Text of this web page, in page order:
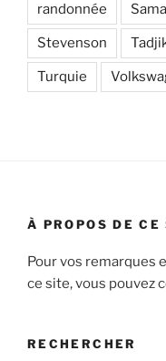
randonnée
Stevenson
Turquie
À PROPOS DE CE
Pour vos remarques
ce site, vous pouvez
RECHERCHER